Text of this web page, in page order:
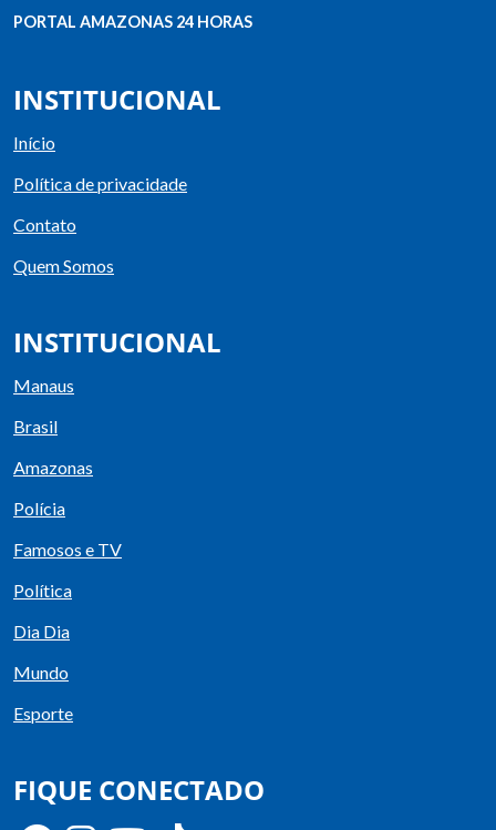
PORTAL AMAZONAS 24 HORAS
INSTITUCIONAL
Início
Política de privacidade
Contato
Quem Somos
INSTITUCIONAL
Manaus
Brasil
Amazonas
Polícia
Famosos e TV
Política
Dia Dia
Mundo
Esporte
FIQUE CONECTADO